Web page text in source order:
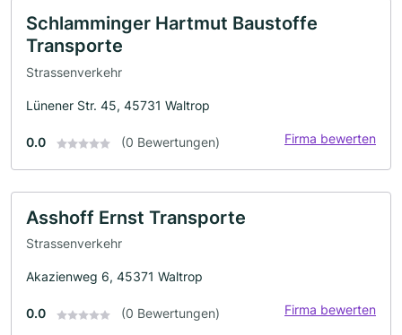
Schlamminger Hartmut Baustoffe
Transporte
Strassenverkehr
Lünener Str. 45, 45731 Waltrop
0.0 (0 Bewertungen) Firma bewerten
Asshoff Ernst Transporte
Strassenverkehr
Akazienweg 6, 45371 Waltrop
0.0 (0 Bewertungen) Firma bewerten